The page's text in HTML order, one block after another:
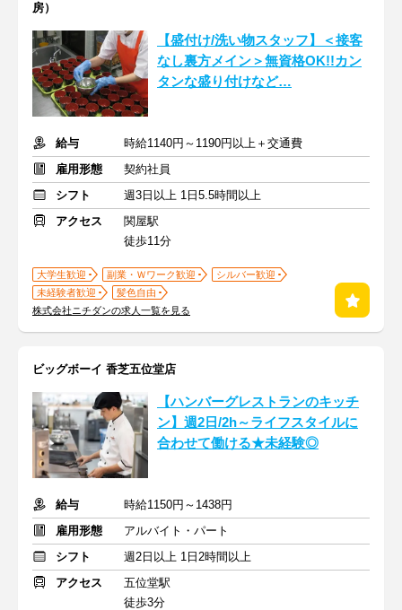
房）
【盛付け/洗い物スタッフ】＜接客
なし裏方メイン＞無資格OK!!カン
タンな盛り付けなど…
給与
時給1140円～1190円以上＋交通費
雇用形態
契約社員
シフト
週3日以上 1日5.5時間以上
アクセス
関屋駅
徒歩11分
大学生歓迎 副業・Ｗワーク歓迎
シルバー歓迎
未経験者歓迎
髪色自由
株式会社ニチダンの求人一覧を見る
ビッグボーイ 香芝五位堂店
【ハンバーグレストランのキッチ
ン】週2日/2h～ライフスタイルに
合わせて働ける★未経験◎
給与
時給1150円～1438円
雇用形態
アルバイト・パート
シフト
週2日以上 1日2時間以上
アクセス
五位堂駅
徒歩3分